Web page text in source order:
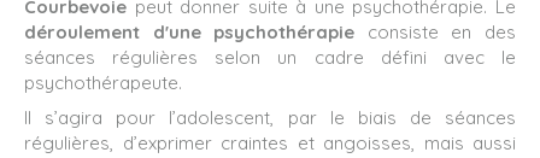
Courbevoie peut donner suite à une psychothérapie. Le
déroulement d'une psychothérapie consiste en des
séances régulières selon un cadre défini avec le
psychothérapeute.
Il s’agira pour l’adolescent, par le biais de séances
régulières, d’exprimer craintes et angoisses, mais aussi